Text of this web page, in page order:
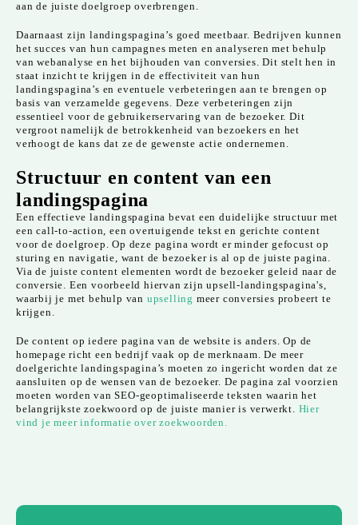
aan de juiste doelgroep overbrengen.
Daarnaast zijn landingspagina’s goed meetbaar. Bedrijven kunnen
het succes van hun campagnes meten en analyseren met behulp
van webanalyse en het bijhouden van conversies. Dit stelt hen in
staat inzicht te krijgen in de effectiviteit van hun
landingspagina’s en eventuele verbeteringen aan te brengen op
basis van verzamelde gegevens. Deze verbeteringen zijn
essentieel voor de gebruikerservaring van de bezoeker. Dit
vergroot namelijk de betrokkenheid van bezoekers en het
verhoogt de kans dat ze de gewenste actie ondernemen.
Structuur en content van een
landingspagina
Een effectieve landingspagina bevat een duidelijke structuur met
een call-to-action, een overtuigende tekst en gerichte content
voor de doelgroep. Op deze pagina wordt er minder gefocust op
sturing en navigatie, want de bezoeker is al op de juiste pagina.
Via de juiste content elementen wordt de bezoeker geleid naar de
conversie. Een voorbeeld hiervan zijn upsell-landingspagina's,
waarbij je met behulp van upselling meer conversies probeert te
krijgen.
De content op iedere pagina van de website is anders. Op de
homepage richt een bedrijf vaak op de merknaam. De meer
doelgerichte landingspagina’s moeten zo ingericht worden dat ze
aansluiten op de wensen van de bezoeker. De pagina zal voorzien
moeten worden van SEO-geoptimaliseerde teksten waarin het
belangrijkste zoekwoord op de juiste manier is verwerkt. Hier
vind je meer informatie over zoekwoorden.